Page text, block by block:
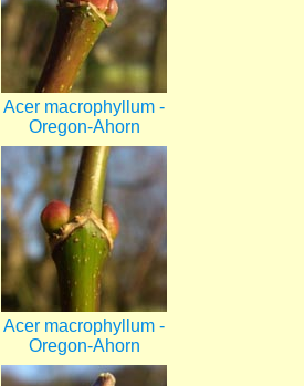
Acer macrophyllum -
Oregon-Ahorn
Acer macrophyllum -
Oregon-Ahorn
Bild